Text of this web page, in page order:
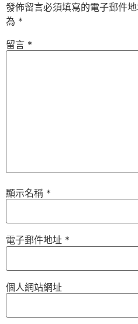
發佈留言必須填寫的電子郵件地
為 *
留言 *
顯示名稱 *
電子郵件地址 *
個人網站網址